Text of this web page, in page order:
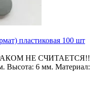
пластиковая 100 шт
НЕ СЧИТАЕТСЯ!!
Высота: 6 мм. Материал: